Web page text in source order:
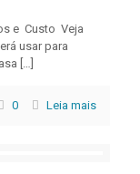
e Custo Veja
usar para
[…]
0 Leia mais